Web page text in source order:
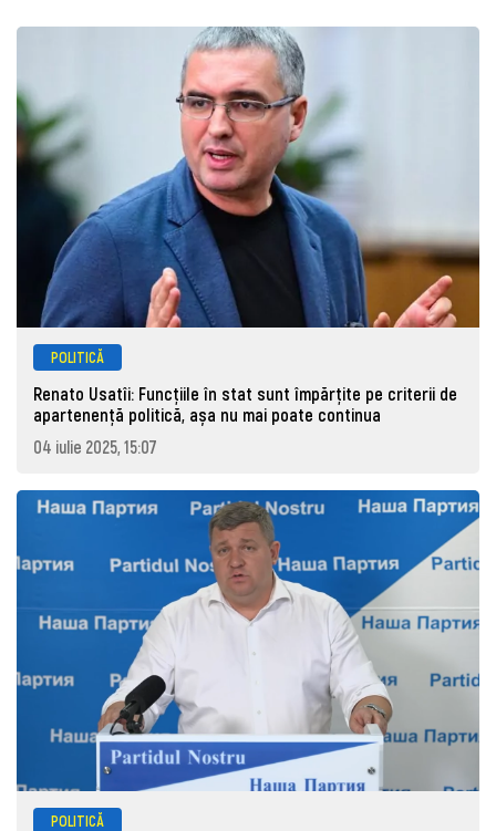
POLITICĂ
Renato Usatîi: Funcțiile în stat sunt împărțite pe criterii de
apartenență politică, așa nu mai poate continua
04 iulie 2025, 15:07
POLITICĂ